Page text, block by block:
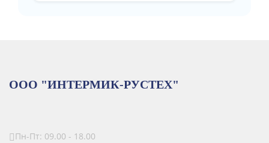
ООО "ИНТЕРМИК-РУСТЕХ"
Пн-Пт: 09.00 - 18.00